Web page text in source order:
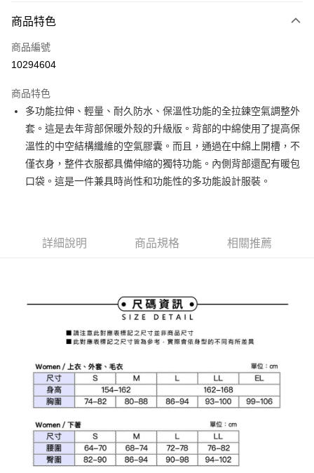
LINE Pay
Apple Pay
悠遊付
大哥付你分期
相關說明
【大哥付你分期使用說明】
1.本服務由台灣大哥大提供，台灣大哥大用戶可立即使用無須另外申請。
2.付款方式選擇「大哥付你分期」，訂單成立後會自動跳轉到大哥付的交易
消。如遇「轉專審核」未通過狀況，表示未達大哥付你分期系統評分，恕無
2.透過簡訊連結打開帳單後，可選擇「超商條碼／台灣大直營門市／銀行轉
帳／街口支付／iPASS MONEY」等通路繳費。
1.本服務係由「台灣大哥大股份有限公司」（以下簡稱本公司）所提供，讓
用戶於交易時，得透過本服務購買商品或服務，並由商店將買賣／分期付款
買賣價金債權讓與本公司後，依約使用本公司帳單繳交帳款。
2.基於同意付款使用「大哥付你分期」之契約關係目的，商店將以您的個人
資料（包含姓名、電話或地址）提供予台灣大哥大進項蒐集、處理及利用，
由本公司與您本人進行分期帳單所需資料之確認、核對及更正。
3.完整用戶服務條款，請詳閱以下連結：
https://oppay.tw/userRule
AFTEE先享後付
相關說明
１．簡單：不需註冊會員、不需綁卡、不需儲值。
１．於結帳方式選擇「AFTEE先享後付」後，將跳轉至「AFTEE先享後付」
結帳頁面，進行簡訊認證並確認金額後，即可完成結帳。
２．訂單成立數日內，您將收到繳費通知簡訊。
３．收到繳費通知簡訊後14天內，點擊此簡訊中的連結，可透過四大超商／
※ 請注意：結帳手續完成當下不需立刻繳費，但若您需要取消訂單，請聯絡
購買商品的店家。未經商家同意取消之訂單仍視為有效，需透過AFTEE先享
後付繳納相關費用。
※ 交易是否成功請以「AFTEE先享後付 」之結帳頁面顯示為準，若有關於
客戶支援中心」https://netprotections.freshdesk.com/support/home
【注意事項】
１．透過由恩沛科技股份有限公司提供之「AFTEE先享後付」服務完成之交
運送方式
付款後萊爾富取貨
免運費
7-11取貨付款
免運費
商品特色
商品編號
10294604
商品特色
多功能拉伸、輕量、耐久防水、保溫性功能的全拉鍊空氣調整外
套。這是去年背部保暖外殼的升級版。背部的中綿使用了提高保
溫性的中空結構纖維的空氣膠囊。而且，通過在中綿上開槽，不
僅衣身，整件衣服都具備伸縮的獨特功能。內側背部還配有暖包
口袋。這是一件兼具時尚性和功能性的多功能設計服裝。
詳細說明 商品規格 相關推薦